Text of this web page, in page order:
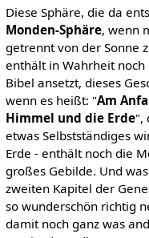
Diese Sphäre, die da
Monden-Sphäre, wenn
getrennt von der Sonne
enthält in Wahrheit noch
Bibel ansetzt, dieses
wenn es heißt: "Am
Himmel und die Erde",
etwas Selbstständiges
Erde - enthält noch die
großes Gebilde. Und
zweiten Kapitel der
so wunderschön richtig
damit noch ganz was